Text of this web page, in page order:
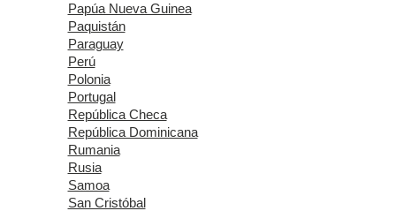
Papúa Nueva Guinea
Paquistán
Paraguay
Perú
Polonia
Portugal
República Checa
República Dominicana
Rumania
Rusia
Samoa
San Cristóbal